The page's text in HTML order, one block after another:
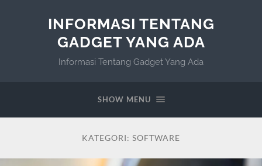
INFORMASI TENTANG
GADGET YANG ADA
Informasi Tentang Gadget Yang Ada
SHOW MENU
KATEGORI: SOFTWARE